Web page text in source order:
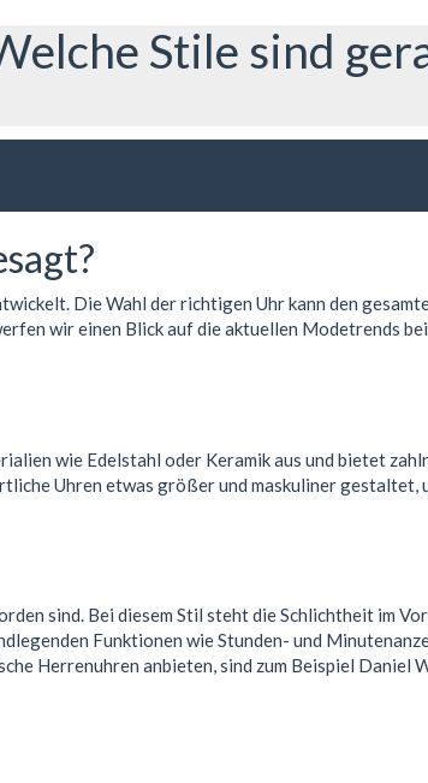
Stile sind
Die Wahl der richtigen Uhr kann den
wir einen Blick auf die aktuellen Modetrends
wie Edelstahl oder Keramik aus und bietet
Uhren etwas größer und maskuliner gestaltet,
sind. Bei diesem Stil steht die Schlichtheit im
Funktionen wie Stunden- und
Herrenuhren anbieten, sind zum Beispiel Daniel